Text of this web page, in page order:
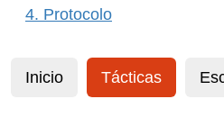
4. Protocolo
Inicio Tácticas